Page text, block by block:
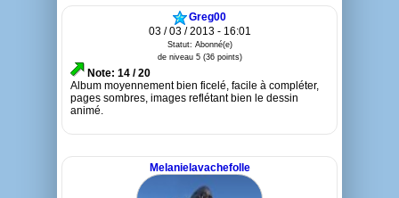
Greg00
03 / 03 / 2013 - 16:01
Statut: Abonné(e)
de niveau 5 (36 points)
Note: 14 / 20
Album moyennement bien ficelé, facile à compléter,
pages sombres, images reflétant bien le dessin
animé.
Melanielavachefolle